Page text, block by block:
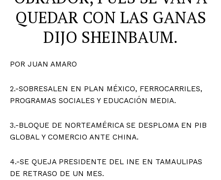
QUEDAR CON LAS GANAS
DIJO SHEINBAUM.
POR JUAN AMARO
2.-SOBRESALEN EN PLAN MÉXICO, FERROCARRILES,
PROGRAMAS SOCIALES Y EDUCACIÓN MEDIA.
3.-BLOQUE DE NORTEAMÉRICA SE DESPLOMA EN PIB
GLOBAL Y COMERCIO ANTE CHINA.
4.-SE QUEJA PRESIDENTE DEL INE EN TAMAULIPAS
DE RETRASO DE UN MES.